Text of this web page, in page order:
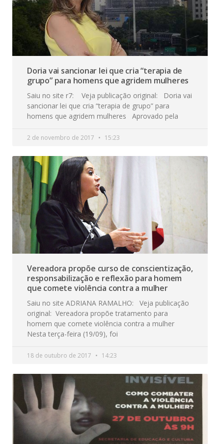
Doria vai sancionar lei que cria “terapia de
grupo” para homens que agridem mulheres
Saiu no site r7: Veja publicação original: Doria vai
sancionar lei que cria “terapia de grupo” para
homens que agridem mulheres Aprovado pela
2 de novembro de 2017 15:23
Vereadora propõe curso de conscientização,
responsabilização e reflexão para homem
que comete violência contra a mulher
Saiu no site ADRIANA RAMALHO: Veja publicação
original: Vereadora propõe tratamento para
homem que comete violência contra a mulher
Nesta terça-feira (19/09), foi
18 de outubro de 2017 14:23